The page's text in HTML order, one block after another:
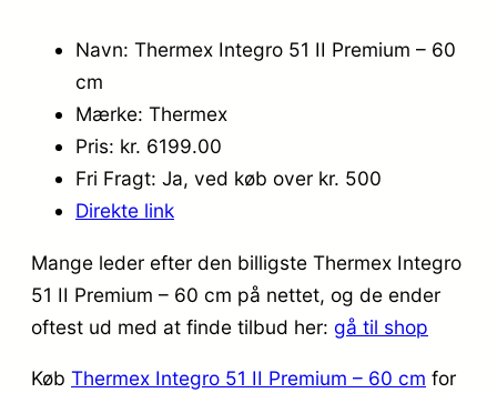
Navn: Thermex Integro 51 II Premium – 60
cm
Mærke: Thermex
Pris: kr. 6199.00
Fri Fragt: Ja, ved køb over kr. 500
Direkte link
Mange leder efter den billigste Thermex Integro
51 II Premium – 60 cm på nettet, og de ender
oftest ud med at finde tilbud her: gå til shop
Køb Thermex Integro 51 II Premium – 60 cm for